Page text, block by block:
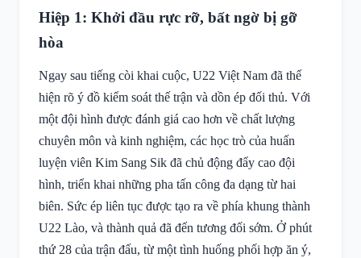
Hiệp 1: Khởi đầu rực rỡ, bất ngờ bị gỡ
hòa
Ngay sau tiếng còi khai cuộc, U22 Việt Nam đã thể
hiện rõ ý đồ kiểm soát thế trận và dồn ép đối thủ. Với
một đội hình được đánh giá cao hơn về chất lượng
chuyên môn và kinh nghiệm, các học trò của huấn
luyện viên Kim Sang Sik đã chủ động đẩy cao đội
hình, triển khai những pha tấn công đa dạng từ hai
biên. Sức ép liên tục được tạo ra về phía khung thành
U22 Lào, và thành quả đã đến tương đối sớm. Ở phút
thứ 28 của trận đấu, từ một tình huống phối hợp ăn ý,